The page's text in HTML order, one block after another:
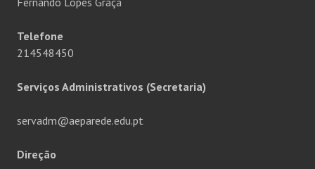
Telefone
214548450
Serviços Administrativos (Secretaria)
servadm@aeparede.edu.pt
Direção